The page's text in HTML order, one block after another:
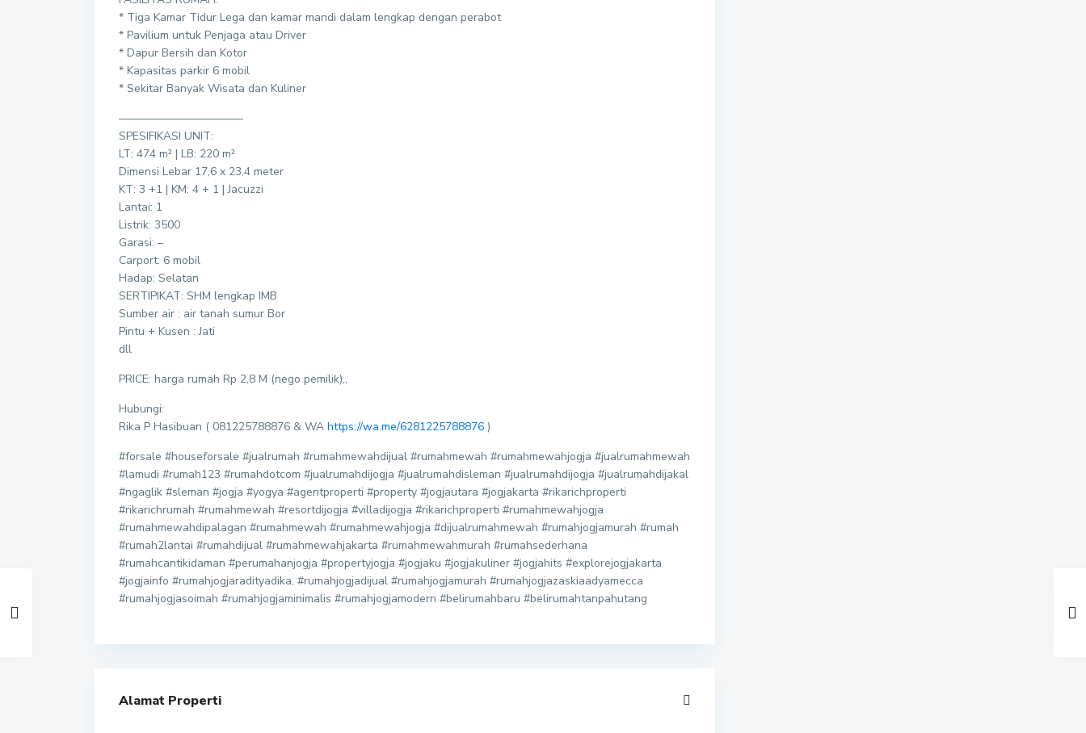
* Tiga Kamar Tidur Lega dan kamar mandi dalam lengkap dengan perabot
* Pavilium untuk Penjaga atau Driver
* Dapur Bersih dan Kotor
* Kapasitas parkir 6 mobil
* Sekitar Banyak Wisata dan Kuliner
———————————
SPESIFIKASI UNIT:
LT: 474 m² | LB: 220 m²
Dimensi Lebar 17,6 x 23,4 meter
KT: 3 +1 | KM: 4 + 1 | Jacuzzi
Lantai: 1
Listrik: 3500
Garasi: –
Carport: 6 mobil
Hadap: Selatan
SERTIPIKAT: SHM lengkap IMB
Sumber air : air tanah sumur Bor
Pintu + Kusen : Jati
dll
PRICE: harga rumah Rp 2,8 M (nego pemilik),,
Hubungi:
Rika P Hasibuan ( 081225788876 & WA https://wa.me/6281225788876 )
#forsale #houseforsale #jualrumah #rumahmewahdijual #rumahmewah #rumahmewahjogja #jualrumahmewah
#lamudi #rumah123 #rumahdotcom #jualrumahdijogja #jualrumahdisleman #jualrumahdijogja #jualrumahdijakal
#ngaglik #sleman #jogja #yogya #agentproperti #property #jogjautara #jogjakarta #rikarichproperti
#rikarichrumah #rumahmewah #resortdijogja #villadijogja #rikarichproperti #rumahmewahjogja
#rumahmewahdipalagan #rumahmewah #rumahmewahjogja #dijualrumahmewah #rumahjogjamurah #rumah
#rumah2lantai #rumahdijual #rumahmewahjakarta #rumahmewahmurah #rumahsederhana
#rumahcantikidaman #perumahanjogja #propertyjogja #jogjaku #jogjakuliner #jogjahits #explorejogjakarta
#jogjainfo #rumahjogjaradityadika, #rumahjogjadijual #rumahjogjamurah #rumahjogjazaskiaadyamecca
#rumahjogjasoimah #rumahjogjaminimalis #rumahjogjamodern #belirumahbaru #belirumahtanpahutang
Alamat Properti